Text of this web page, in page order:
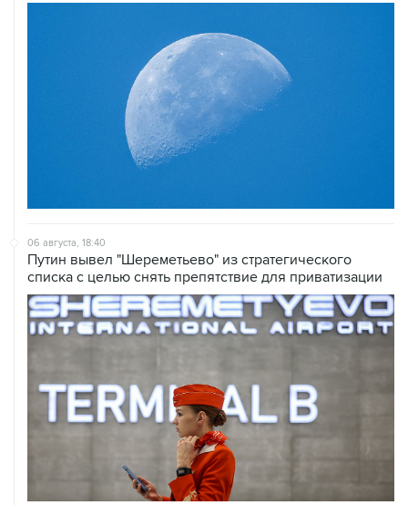
06 августа, 18:40
Путин вывел "Шереметьево" из стратегического
списка с целью снять препятствие для приватизации